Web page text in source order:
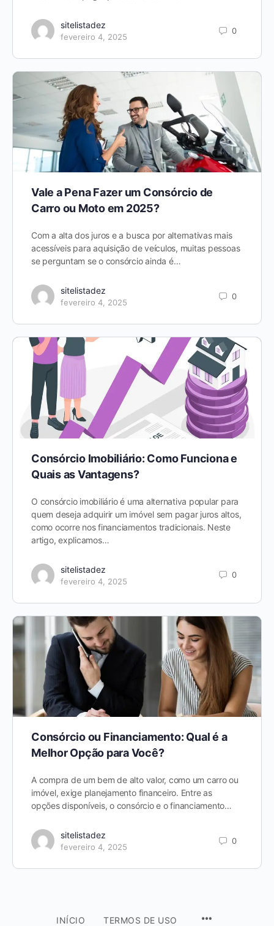
sitelistadez
fevereiro 4, 2025
0
Vale a Pena Fazer um Consórcio de
Carro ou Moto em 2025?
Com a alta dos juros e a busca por alternativas mais
acessíveis para aquisição de veículos, muitas pessoas
se perguntam se o consórcio ainda é…
sitelistadez
fevereiro 4, 2025
0
Consórcio Imobiliário: Como Funciona e
Quais as Vantagens?
O consórcio imobiliário é uma alternativa popular para
quem deseja adquirir um imóvel sem pagar juros altos,
como ocorre nos financiamentos tradicionais. Neste
artigo, explicamos…
sitelistadez
fevereiro 4, 2025
0
Consórcio ou Financiamento: Qual é a
Melhor Opção para Você?
A compra de um bem de alto valor, como um carro ou
imóvel, exige planejamento financeiro. Entre as
opções disponíveis, o consórcio e o financiamento…
sitelistadez
fevereiro 4, 2025
0
INÍCIO TERMOS DE USO